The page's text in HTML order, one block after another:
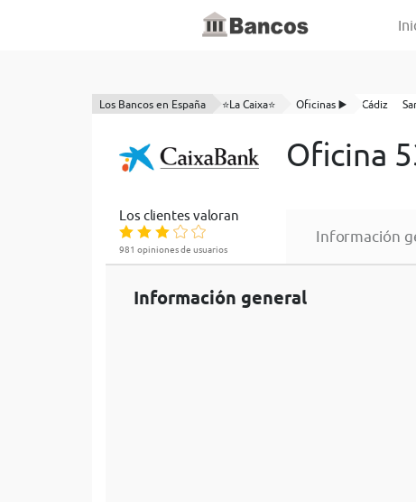
Los Bancos en España ⭐La Caixa⭐ Oficinas ▶️ Cádiz
Oficina
Los clientes valoran
981 opiniones de usuarios
Información
Información general